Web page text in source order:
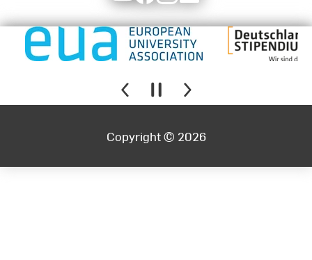
Copyright © 2026